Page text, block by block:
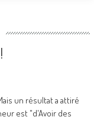
un résultat a attiré
est "d'Avoir des